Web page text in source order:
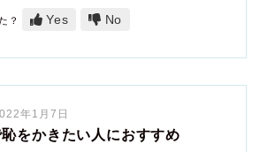
？ Yes No
年1月7日
をかきたい人におすすめ